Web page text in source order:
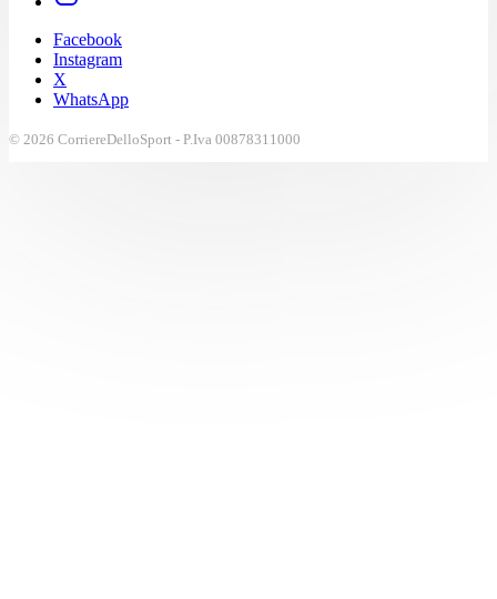
Facebook
Instagram
X
WhatsApp
© 2026 CorriereDelloSport - P.Iva 00878311000